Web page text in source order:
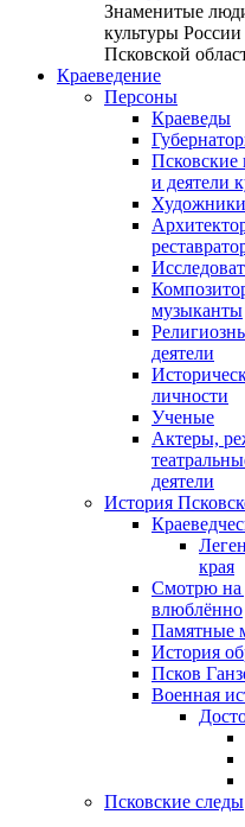
Знаменитые
культуры России
Псковской
Краеведение
Персоны
Краеведы
Псковские
и деятели
Художники
музыканты
деятели
личности
Ученые
Актеры,
деятели
История
края
Смотрю на
влюблённо
Памятные
История
Псков
Военная
Псковские следы